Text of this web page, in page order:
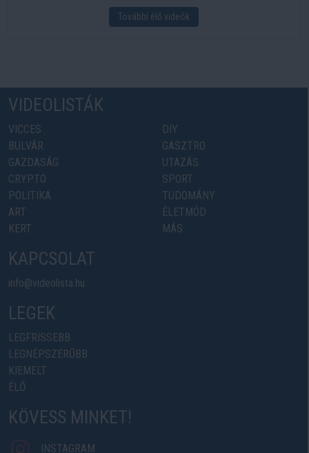
További élő videók
VIDEOLISTÁK
VICCES
BULVÁR
GAZDASÁG
CRYPTO
POLITIKA
ART
KERT
DIY
GASZTRO
UTAZÁS
SPORT
TUDOMÁNY
ÉLETMÓD
MÁS
KAPCSOLAT
info@videolista.hu
LEGEK
LEGFRISSEBB
LEGNÉPSZERŰBB
KIEMELT
ÉLŐ
KÖVESS MINKET!
INSTAGRAM